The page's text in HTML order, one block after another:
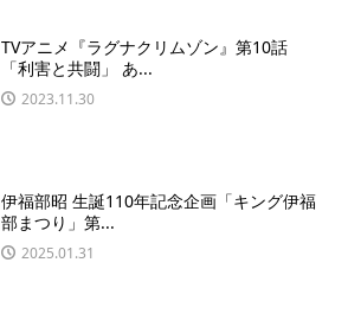
TVアニメ『ラグナクリムゾン』第10話
「利害と共闘」 あ...
2023.11.30
伊福部昭 生誕110年記念企画「キング伊福
部まつり」第...
2025.01.31